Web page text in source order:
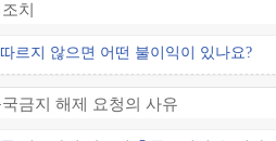
치
르지 않으면 어떤 불이익이 있나요?
금지 해제 요청의 사유